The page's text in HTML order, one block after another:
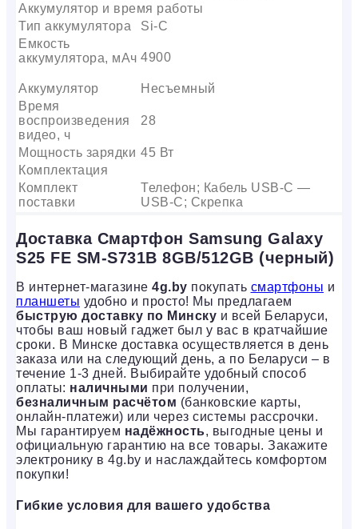
Аккумулятор и время работы
Тип аккумулятора
Si-C
Емкость
аккумулятора, мАч 4900
Аккумулятор
Несъемный
Время
воспроизведения
видео, ч
28
Мощность зарядки 45 Вт
Комплектация
Комплект
поставки
Телефон; Кабель USB-C —
USB-C; Скрепка
Доставка Смартфон Samsung Galaxy
S25 FE SM-S731B 8GB/512GB (черный)
В интернет-магазине 4g.by покупать смартфоны и
планшеты удобно и просто! Мы предлагаем
быструю доставку по Минску и всей Беларуси,
чтобы ваш новый гаджет был у вас в кратчайшие
сроки. В Минске доставка осуществляется в день
заказа или на следующий день, а по Беларуси – в
течение 1-3 дней. Выбирайте удобный способ
оплаты: наличными при получении,
безналичным расчётом (банковские карты,
онлайн-платежи) или через системы рассрочки.
Мы гарантируем надёжность, выгодные цены и
официальную гарантию на все товары. Закажите
электронику в 4g.by и наслаждайтесь комфортом
покупки!
Гибкие условия для вашего удобства